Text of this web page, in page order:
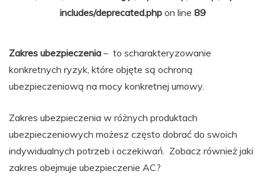
includes/deprecated.phpon line 89
Zakres ubezpieczenia – to scharakteryzowanie
konkretnych ryzyk, które objęte są ochroną
ubezpieczeniową na mocy konkretnej umowy.
Zakres ubezpieczenia w różnych produktach
ubezpieczeniowych możesz często dobrać do swoich
indywidualnych potrzeb i oczekiwań. Zobacz również jaki
zakres obejmuje ubezpieczenie AC?